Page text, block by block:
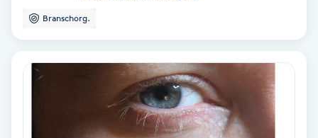
Keratinbehandling
Branschorg.